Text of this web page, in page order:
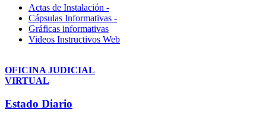
Actas de Instalación -
Cápsulas Informativas -
Gráficas informativas
Videos Instructivos Web
OFICINA JUDICIAL
VIRTUAL
Estado Diario